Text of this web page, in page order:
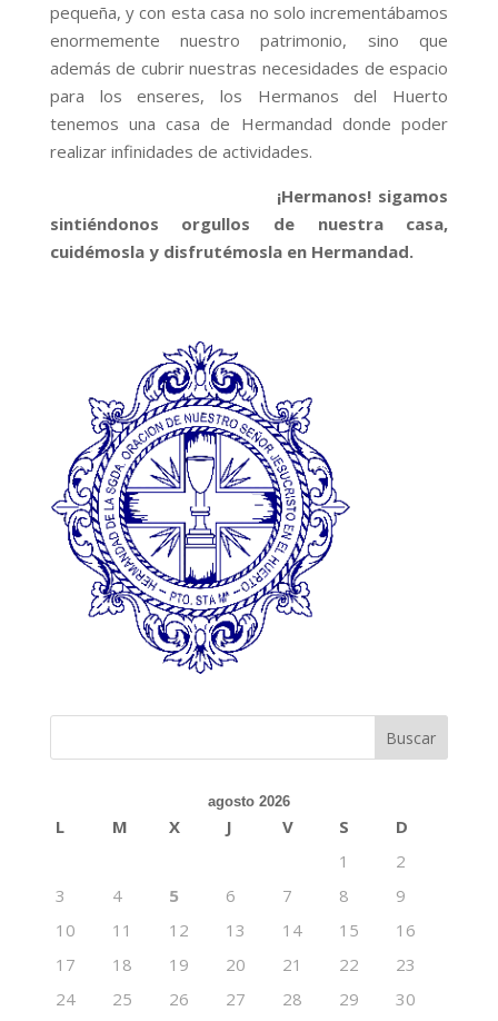
pequeña, y con esta casa no solo incrementábamos
enormemente nuestro patrimonio, sino que
además de cubrir nuestras necesidades de espacio
para los enseres, los Hermanos del Huerto
tenemos una casa de Hermandad donde poder
realizar infinidades de actividades.
¡Hermanos! sigamos
sintiéndonos orgullos de nuestra casa,
cuidémosla y disfrutémosla en Hermandad.
agosto 2026
L M X J V S
D
1
2
3
4 5 6 7 8
9
10
11 12 13 14 15
16
17
18 19 20 21 22
23
24
25 26 27 28 29
30